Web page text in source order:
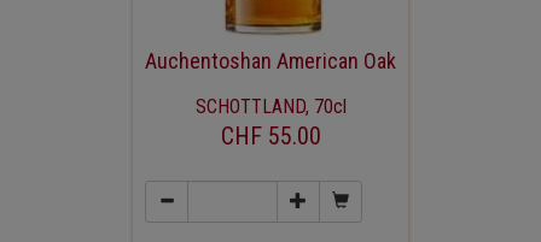
Auchentoshan American Oak
SCHOTTLAND, 70cl
CHF 55.00